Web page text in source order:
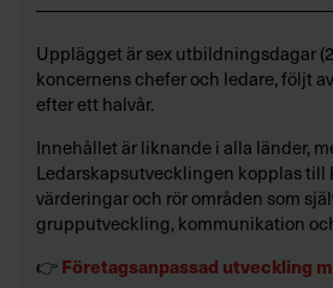
Upplägget är sex utbildningsdagar
koncernens chefer och ledare, följt
efter ett halvår.
Innehållet är liknande i alla länder,
Ledarskapsutvecklingen kopplas till
värderingar och rör områden som
grupputveckling, kommunikation
👉Företagsanpassad utveckling